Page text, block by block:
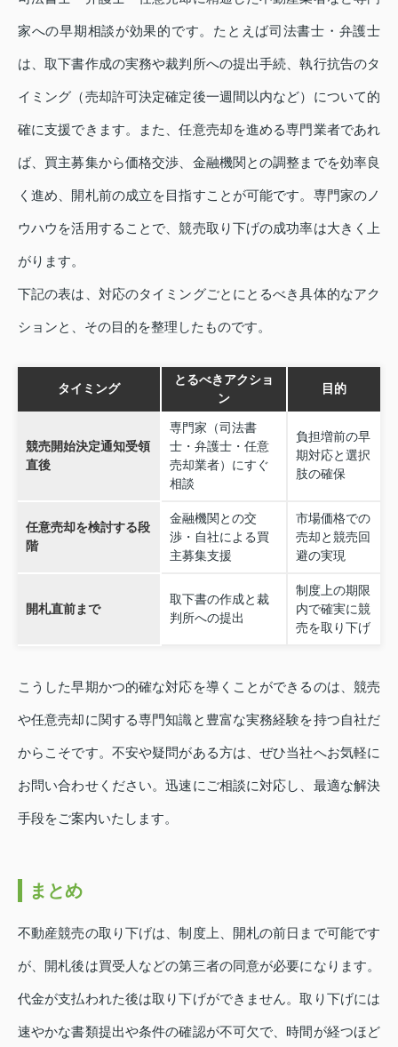
家への早期相談が効果的です。たとえば司法書士・弁護士
は、取下書作成の実務や裁判所への提出手続、執行抗告のタ
イミング（売却許可決定確定後一週間以内など）について的
確に支援できます。また、任意売却を進める専門業者であれ
ば、買主募集から価格交渉、金融機関との調整までを効率良
く進め、開札前の成立を目指すことが可能です。専門家のノ
ウハウを活用することで、競売取り下げの成功率は大きく上
がります。
下記の表は、対応のタイミングごとにとるべき具体的なアク
ションと、その目的を整理したものです。
タイミング
とるべきアクショ
ン
目的
競売開始決定通知受領
直後
専門家（司法書
士・弁護士・任意
売却業者）にすぐ
相談
負担増前の早
期対応と選択
肢の確保
任意売却を検討する段
階
金融機関との交
渉・自社による買
主募集支援
市場価格での
売却と競売回
避の実現
開札直前まで
取下書の作成と裁
判所への提出
制度上の期限
内で確実に競
売を取り下げ
こうした早期かつ的確な対応を導くことができるのは、競売
や任意売却に関する専門知識と豊富な実務経験を持つ自社だ
からこそです。不安や疑問がある方は、ぜひ当社へお気軽に
お問い合わせください。迅速にご相談に対応し、最適な解決
手段をご案内いたします。
まとめ
不動産競売の取り下げは、制度上、開札の前日まで可能です
が、開札後は買受人などの第三者の同意が必要になります。
代金が支払われた後は取り下げができません。取り下げには
速やかな書類提出や条件の確認が不可欠で、時間が経つほど